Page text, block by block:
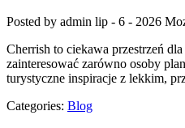
Posted by admin lip - 6 - 2026
Cherrish to ciekawa przestrzeń
zainteresować zarówno osoby
turystyczne inspiracje z lekkim,
Categories: Blog